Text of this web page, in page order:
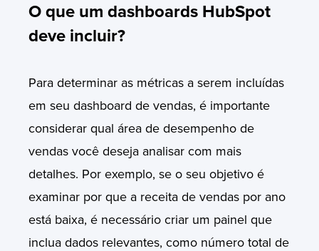
O que um dashboards HubSpot
deve incluir?
Para determinar as métricas a serem incluídas
em seu dashboard de vendas, é importante
considerar qual área de desempenho de
vendas você deseja analisar com mais
detalhes. Por exemplo, se o seu objetivo é
examinar por que a receita de vendas por ano
está baixa, é necessário criar um painel que
inclua dados relevantes, como número total de